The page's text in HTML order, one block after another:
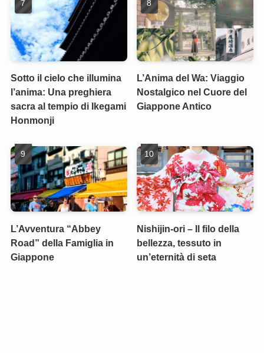
Sotto il cielo che illumina
l’anima: Una preghiera
sacra al tempio di Ikegami
Honmonji
L’Anima del Wa: Viaggio
Nostalgico nel Cuore del
Giappone Antico
L’Avventura “Abbey
Road” della Famiglia in
Giappone
Nishijin-ori – Il filo della
bellezza, tessuto in
un’eternità di seta